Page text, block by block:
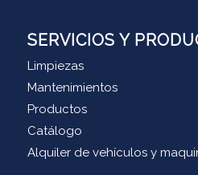
SERVICIOS Y
Limpiezas
Mantenimientos
Productos
Catálogo
Alquiler de vehículos y